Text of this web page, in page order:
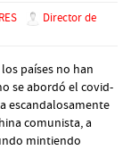
Director de
países no han
se abordó el covid-
escandalosamente
comunista, a
mintiendo